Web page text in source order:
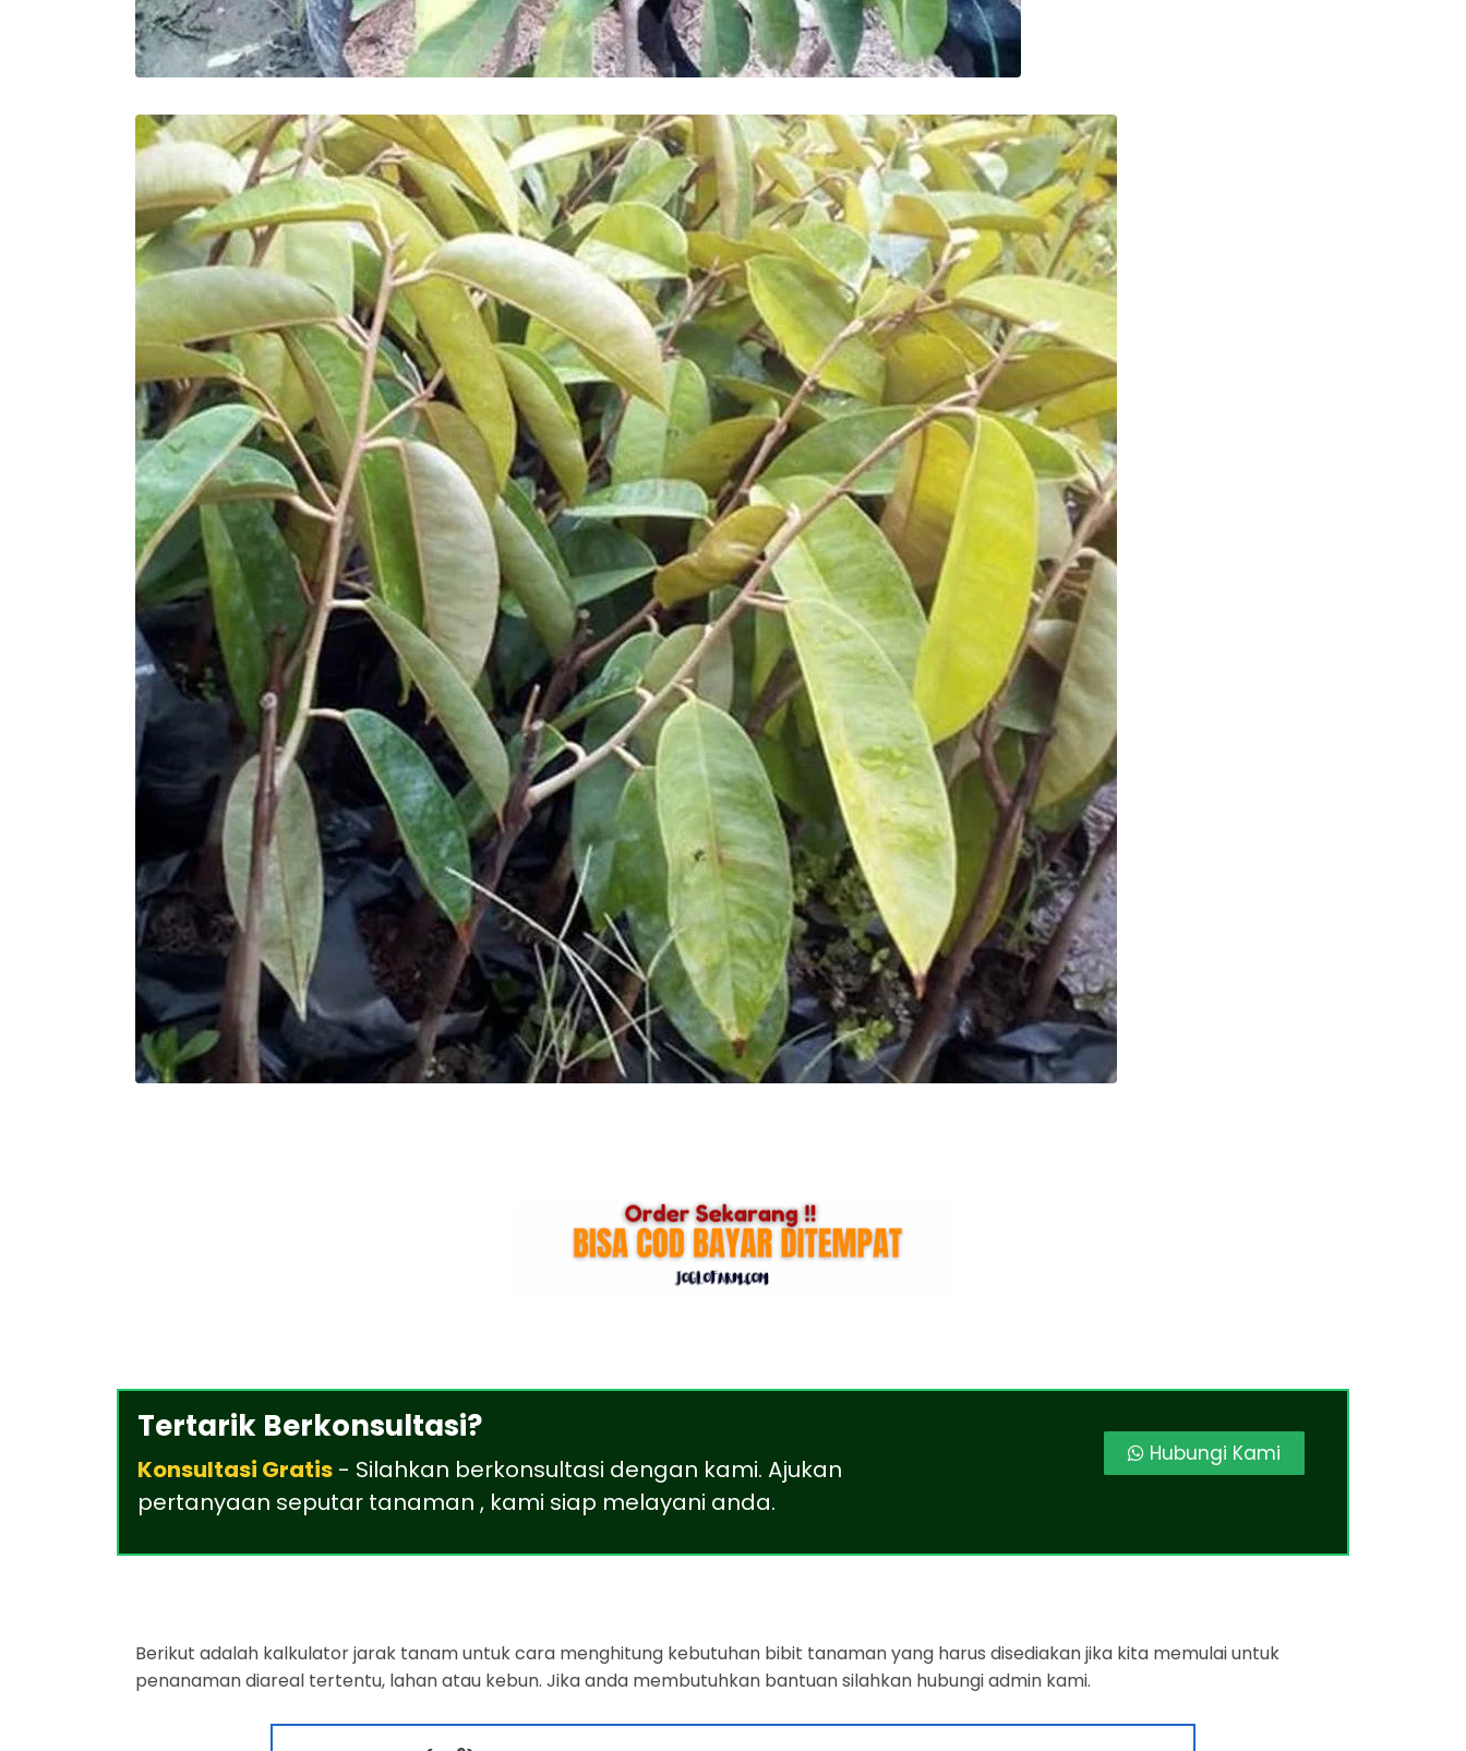
Tertarik Berkonsultasi?
Konsultasi Gratis - Silahkan berkonsultasi dengan kami. Ajukan
pertanyaan seputar tanaman , kami siap melayani anda.
Hubungi Kami
Berikut adalah kalkulator jarak tanam untuk cara menghitung kebutuhan bibit tanaman yang harus disediakan jika kita memulai untuk
penanaman diareal tertentu, lahan atau kebun. Jika anda membutuhkan bantuan silahkan hubungi admin kami.